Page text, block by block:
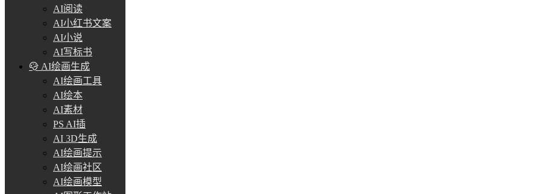
AI阅读
AI小红书文案
AI小说
AI写标书
AI绘画生成
AI绘画工具
AI绘本
AI素材
PS AI插
AI 3D生成
AI绘画提示
AI绘画社区
AI绘画模型